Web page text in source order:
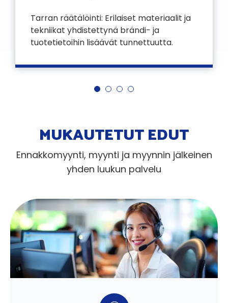
Tarran räätälöinti: Erilaiset materiaalit ja
tekniikat yhdistettynä brändi- ja
tuotetietoihin lisäävät tunnettuutta.
MUKAUTETUT EDUT
Ennakkomyynti, myynti ja myynnin jälkeinen
yhden luukun palvelu